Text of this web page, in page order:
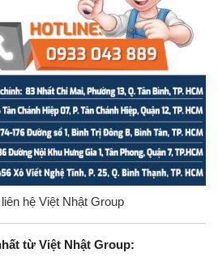
hệ Việt Nhật Group
từ Việt Nhật Group: